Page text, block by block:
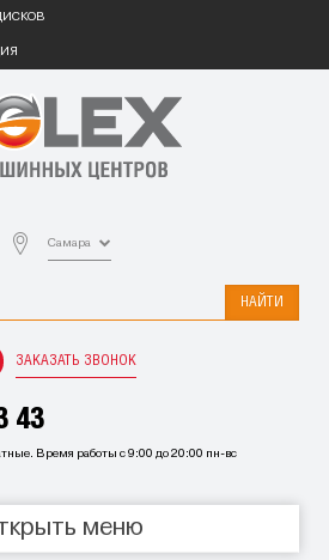
Самара
НАЙТИ
ЗАКАЗАТЬ ЗВОНОК
43
Время работы с 9:00 до 20:00 пн-вс
меню